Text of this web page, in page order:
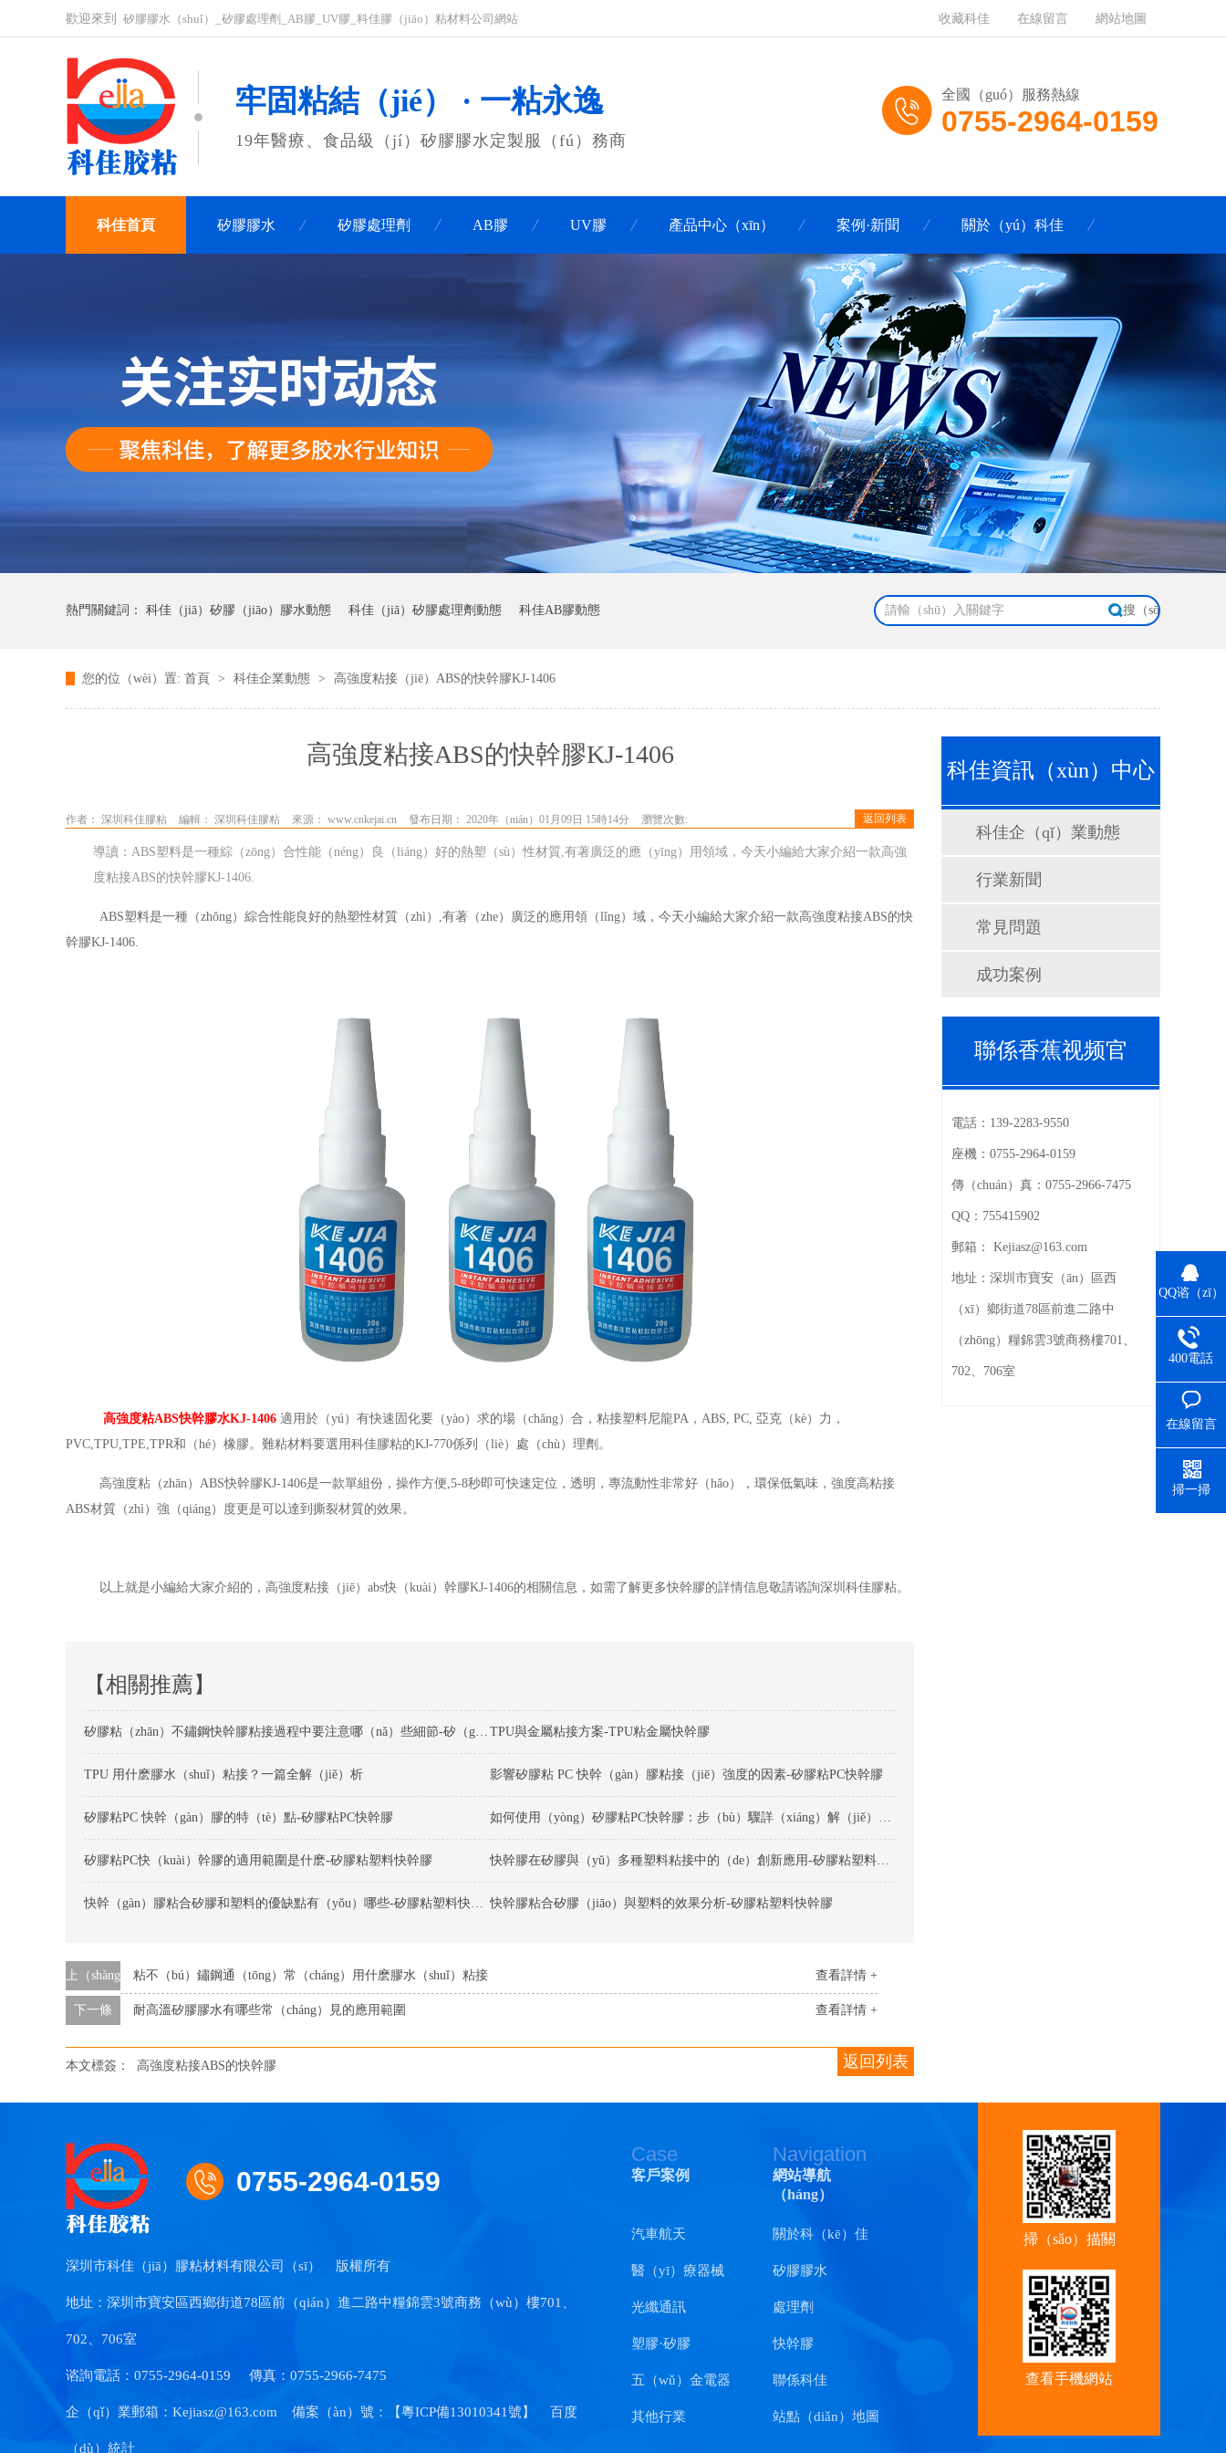
歡迎來到 矽膠膠水（shuǐ）_矽膠處理劑_AB膠_UV膠_科佳膠（jiāo）粘材料公司網站 收藏科佳 在線留言 網站地圖
牢固粘結（jié） · 一粘永逸
19年醫療、食品級（jí）矽膠膠水定製服（fú）務商
全國（guó）服務熱線
0755-2964-0159
科佳首頁 矽膠膠水 矽膠處理劑 AB膠 UV膠 產品中心（xīn） 案例·新聞 關於（yú）科佳
熱門關鍵詞： 科佳（jiā）矽膠（jiāo）膠水動態 科佳（jiā）矽膠處理劑動態 科佳AB膠動態
科佳UV無（wú）影膠水動態 科佳快幹膠動態
您的位（wèi）置: 首頁 > 科佳企業動態 > 高強度粘接（jiē）ABS的快幹膠KJ-1406
高強度粘接ABS的快幹膠KJ-1406
返回列表
作者： 深圳科佳膠粘 編輯： 深圳科佳膠粘 來源： www.cnkejai.cn 發布日期： 2020年（nián）01月09日 15時14分 瀏覽次數:
導讀：ABS塑料是一種綜（zōng）合性能（néng）良（liáng）好的熱塑（sù）性材質,有著廣泛的應（yīng）用領域，今天小編給大家介紹一款高強
度粘接ABS的快幹膠KJ-1406.
ABS塑料是一種（zhǒng）綜合性能良好的熱塑性材質（zhì）,有著（zhe）廣泛的應用領（lǐng）域，今天小編給大家介紹一款高強度粘接ABS的快
幹膠KJ-1406.
高強度粘ABS快幹膠水KJ-1406 適用於（yú）有快速固化要（yào）求的場（chǎng）合 ，粘接塑料尼龍PA，ABS, PC, 亞克（kè）力，
PVC,TPU,TPE,TPR和（hé）橡膠。難粘材料要選用科佳膠粘的KJ-770係列（liè）處（chù）理劑。
高強度粘（zhān）ABS快幹膠KJ-1406是一款單組份，操作方便,5-8秒即可快速定位，透明，專流動性非常好（hǎo），環保低氣味，強度高粘接
ABS材質（zhì）強（qiáng）度更是可以達到撕裂材質的效果。
以上就是小編給大家介紹的，高強度粘接（jiē）abs快（kuài）幹膠KJ-1406的相關信息，如需了解更多快幹膠的詳情信息敬請谘詢深圳科佳膠粘。
【相關推薦】
矽膠粘（zhān）不鏽鋼快幹膠粘接過程中要注意哪（nǎ）些細節-矽（guī）膠粘不鏽鋼快（kuài）幹膠 TPU與金屬粘接方案-TPU粘金屬快幹膠
TPU 用什麽膠水（shuǐ）粘接？一篇全解（jiě）析 影響矽膠粘 PC 快幹（gàn）膠粘接（jiē）強度的因素-矽膠粘PC快幹膠
矽膠粘PC 快幹（gàn）膠的特（tè）點-矽膠粘PC快幹膠 如何使用（yòng）矽膠粘PC快幹膠：步（bù）驟詳（xiáng）解（jiě）與注意事項
矽膠粘PC快（kuài）幹膠的適用範圍是什麽-矽膠粘塑料快幹膠 快幹膠在矽膠與（yǔ）多種塑料粘接中的（de）創新應用-矽膠粘塑料快（kuài）幹膠
快幹（gàn）膠粘合矽膠和塑料的優缺點有（yǒu）哪些-矽膠粘塑料快幹膠 快幹膠粘合矽膠（jiāo）與塑料的效果分析-矽膠粘塑料快幹膠
查看詳情 +
上（shàng）一條粘不（bú）鏽鋼通（tōng）常（cháng）用什麽膠水（shuǐ）粘接
查看詳情 +
下一條 耐高溫矽膠膠水有哪些常（cháng）見的應用範圍
返回列表
本文標簽： 高強度粘接ABS的快幹膠
科佳資訊（xùn）中心
科佳企（qǐ）業動態
行業新聞
常見問題
成功案例
聯係香蕉视频官
電話： 139-2283-9550
座機： 0755-2964-0159
傳（chuán）真： 0755-2966-7475
QQ： 755415902
郵箱： Kejiasz@163.com
地址： 深圳市寶安（ān）區西
（xī）鄉街道78區前進二路中
（zhōng）糧錦雲3號商務樓701、
702、706室
0755-2964-0159
深圳市科佳（jiā）膠粘材料有限公司（sī） 版權所有
地址：深圳市寶安區西鄉街道78區前（qián）進二路中糧錦雲3號商務（wù）樓701、
702、706室
谘詢電話：0755-2964-0159 傳真：0755-2966-7475
企（qǐ）業郵箱：Kejiasz@163.com 備案（àn）號：【粵ICP備13010341號 】 百度
（dù）統計
Case
客戶案例
汽車航天
醫（yī）療器械
光纖通訊
塑膠·矽膠
五（wǔ）金電器
其他行業
Navigation
網站導航
（háng）
關於科（kē）佳
矽膠膠水
處理劑
快幹膠
聯係科佳
站點（diǎn）地圖
掃（sǎo）描關
（guān）注
（zhù）香蕉
视频官
查看手機網站
QQ谘（zī）
400電話
在線留言
掃一掃